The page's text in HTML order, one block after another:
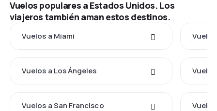
Vuelos populares a Estados Unidos. Los
viajeros también aman estos destinos.
Vuelos a Miami
Vuelos a Los Ángeles
Vuelos a San Francisco